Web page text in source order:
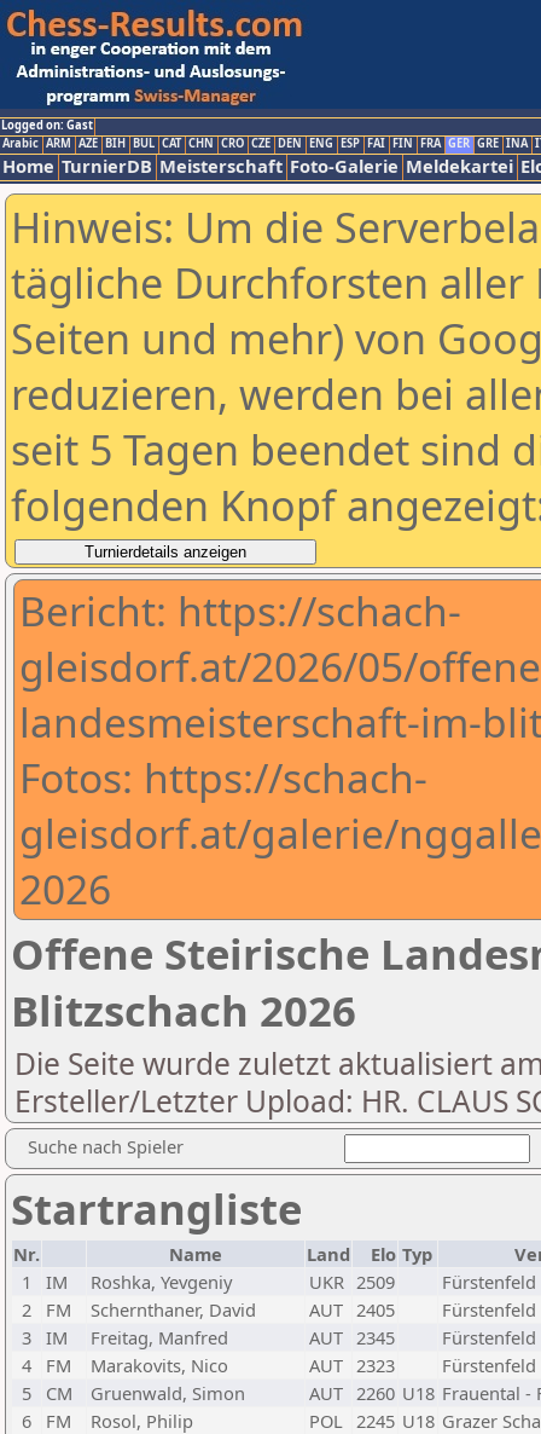
Logged on: Gast
Arabic ARM AZE BIH BUL CAT CHN CRO CZE DEN ENG ESP FAI FIN FRA GER GRE INA
Home TurnierDB Meisterschaft Foto-Galerie Meldekartei
Hinweis: Um die
tägliche Durchforsten aller
Seiten und mehr) von
reduzieren, werden bei
seit 5 Tagen beendet sind
folgenden Knopf
Bericht: https://schach-
gleisdorf.at/2026/05/
landesmeisterschaft-im-
Fotos: https://schach-
gleisdorf.at/galerie/
2026
Offene Steirische
Blitzschach 2026
Die Seite wurde zuletzt aktualisiert
Ersteller/Letzter Upload: HR. CLAUS
Suche nach Spieler
Startrangliste
Nr. Name Land Elo Typ
1
IM Roshka, Yevgeniy UKR 2509
Fürstenfeld
2
FM Schernthaner, David AUT 2405
Fürstenfeld
3 IM Freitag, Manfred AUT 2345
Fürstenfeld
4
FM Marakovits, Nico AUT 2323
Fürstenfeld
5
CM Gruenwald, Simon AUT 2260 U18 Frauental -
6
FM Rosol, Philip POL 2245 U18 Grazer